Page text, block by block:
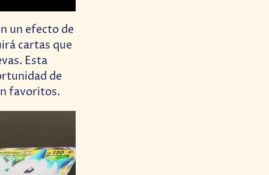
un efecto de
cartas que
Esta
de
favoritos.